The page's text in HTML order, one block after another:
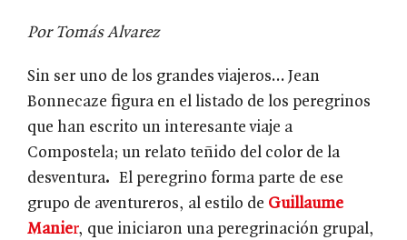
Por Tomás Alvarez
Sin ser uno de los grandes viajeros… Jean
Bonnecaze figura en el listado de los peregrinos
que han escrito un interesante viaje a
Compostela; un relato teñido del color de la
desventura. El peregrino forma parte de ese
grupo de aventureros, al estilo de Guillaume
Manier, que iniciaron una peregrinación grupal,